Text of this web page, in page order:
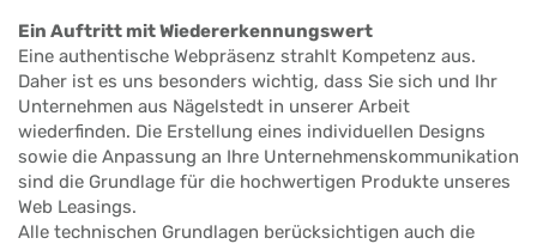
Ein Auftritt mit Wiedererkennungswert
Eine authentische Webpräsenz strahlt Kompetenz aus.
Daher ist es uns besonders wichtig, dass Sie sich und Ihr
Unternehmen aus Nägelstedt in unserer Arbeit
wiederfinden. Die Erstellung eines individuellen Designs
sowie die Anpassung an Ihre Unternehmenskommunikation
sind die Grundlage für die hochwertigen Produkte unseres
Web Leasings.
Alle technischen Grundlagen berücksichtigen auch die